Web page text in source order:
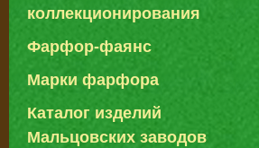
коллекционирования
Фарфор-фаянс
Марки фарфора
Каталог изделий
Мальцовских заводов